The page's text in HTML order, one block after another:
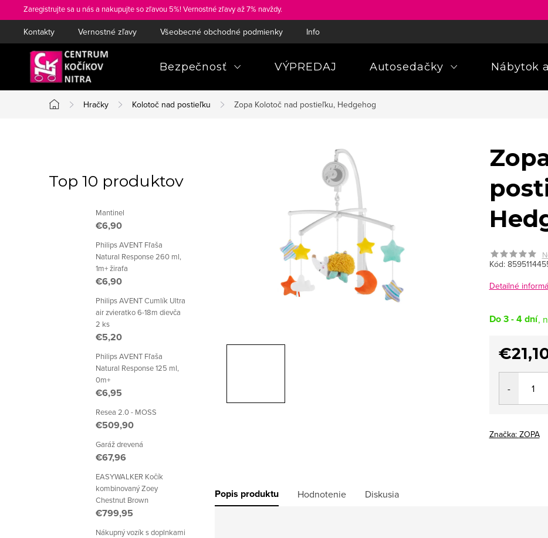
na
Zaregistrujte sa u nás a nakupujte so zľavou 5%! Vernostné zľavy až 7% navždy.
Kontakty Vernostné zľavy Všeobecné obchodné podmienky Informácie a poučenia pre spotrebiteľa
Bezpečnosť VÝPREDAJ Autosedačky Nábytok
Domov
Hračky Kolotoč nad postieľku Zopa Kolotoč nad postieľku, Hedgehog
o
Top 10 produktov
Mantinel
€6,90
Philips AVENT Fľaša
Natural Response 260 ml,
1m+ žirafa
€6,90
Philips AVENT Cumlík Ultra
air zvieratko 6-18m dievča
2 ks
€5,20
Philips AVENT Fľaša
Natural Response 125 ml,
0m+
€6,95
Resea 2.0 - MOSS
€509,90
Garáž drevená
€67,96
EASYWALKER Kočík
kombinovaný Zoey
Chestnut Brown
€799,95
Nákupný vozík s doplnkami
Kód:
Detailné
Do 3 - 4 dní
Jednotková
Značka: ZOPA
Popis produktu Hodnotenie Diskusia